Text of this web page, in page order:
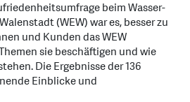
beim Wasser-
(WEW) war es, besser zu
und Kunden das WEW
sie beschäftigen und wie
Die Ergebnisse der 136
Einblicke und